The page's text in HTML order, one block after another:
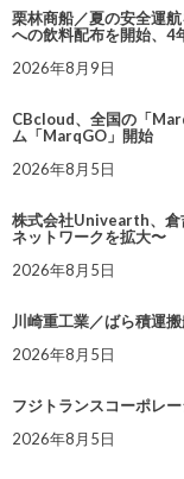
栗林商船／夏の安全運
への飲料配布を開始、4
2026年8月9日
CBcloud、全国の「
ム「MarqGO」開始
2026年8月5日
株式会社Univearth、倉
ネットワークを拡大〜
2026年8月5日
川崎重工業／ばら積運
2026年8月5日
フジトランスコーポレ
2026年8月5日